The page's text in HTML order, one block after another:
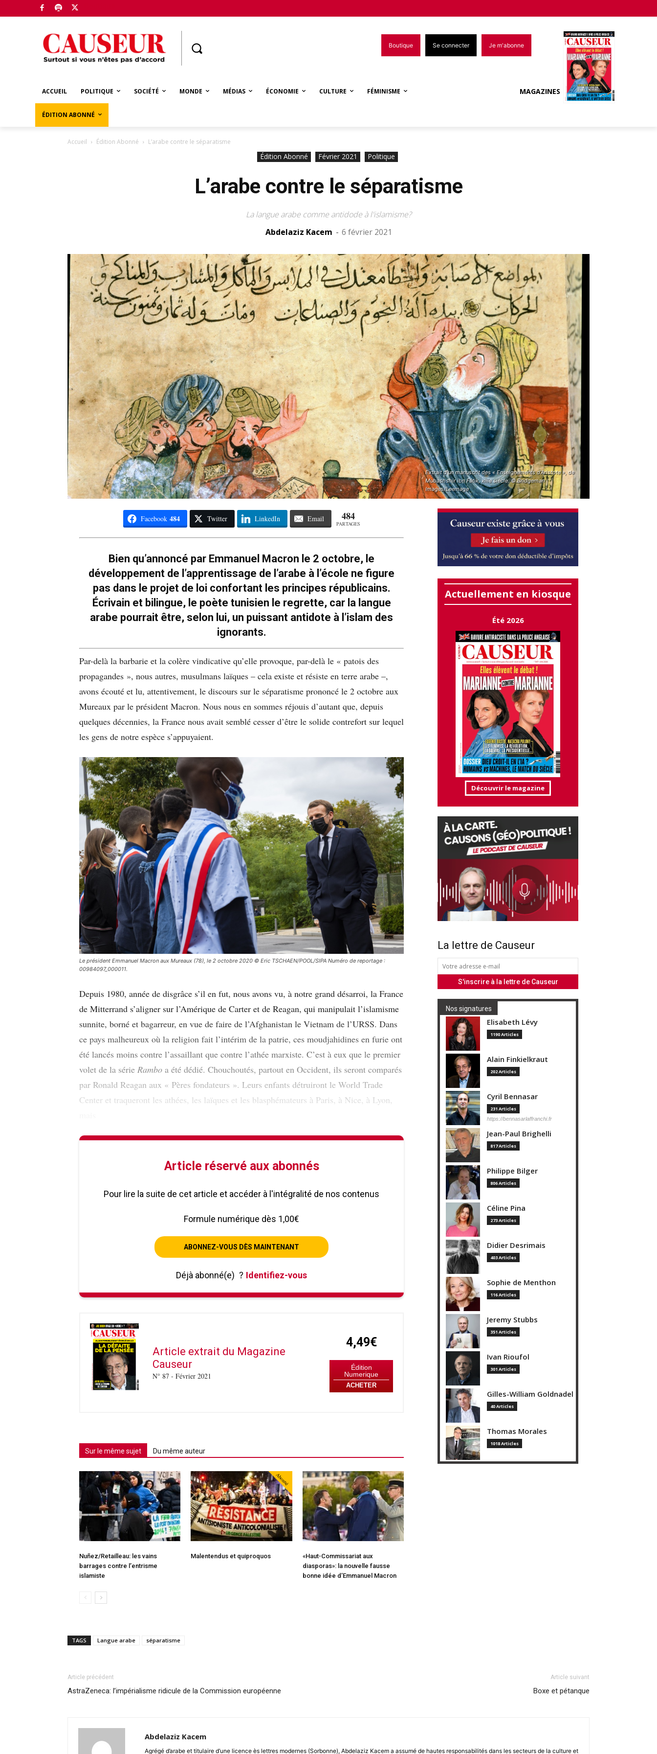
Boutique Se connecter Je m'abonne
ACCUEIL POLITIQUE SOCIÉTÉ MONDE MÉDIAS ÉCONOMIE CULTURE FÉMINISME
ÉDITION ABONNÉ
MAGAZINES
Accueil Édition Abonné L’arabe contre le séparatisme
Édition Abonné Février 2021 Politique
L’arabe contre le séparatisme
La langue arabe comme antidode à l'islamisme?
Abdelaziz Kacem - 6 février 2021
Extrait d’un manuscrit des « Enseignements d’Aristote », de
Mubashshir ibn Fâtik, xiiie siècle. © Bridgeman
Images/Leemage
Facebook 484 Twitter LinkedIn Email 484
PARTAGES
Bien qu’annoncé par Emmanuel Macron le 2 octobre, le
développement de l’apprentissage de l’arabe à l’école ne figure
pas dans le projet de loi confortant les principes républicains.
Écrivain et bilingue, le poète tunisien le regrette, car la langue
arabe pourrait être, selon lui, un puissant antidote à l’islam des
ignorants.
Par-delà la barbarie et la colère vindicative qu’elle provoque, par-delà le « patois des
propagandes », nous autres, musulmans laïques – cela existe et résiste en terre arabe –,
avons écouté et lu, attentivement, le discours sur le séparatisme prononcé le 2 octobre aux
Mureaux par le président Macron. Nous nous en sommes réjouis d’autant que, depuis
quelques décennies, la France nous avait semblé cesser d’être le solide contrefort sur lequel
les gens de notre espèce s’appuyaient.
Le président Emmanuel Macron aux Mureaux (78), le 2 octobre 2020 © Eric TSCHAEN/POOL/SIPA Numéro de reportage :
00984097_000011.
Depuis 1980, année de disgrâce s’il en fut, nous avons vu, à notre grand désarroi, la France
de Mitterrand s’aligner sur l’Amérique de Carter et de Reagan, qui manipulait l’islamisme
sunnite, borné et bagarreur, en vue de faire de l’Afghanistan le Vietnam de l’URSS. Dans
ce pays malheureux où la religion fait l’intérim de la patrie, ces moudjahidines en furie ont
été lancés moins contre l’assaillant que contre l’athée marxiste. C’est à eux que le premier
volet de la série Rambo a été dédié. Chouchoutés, partout en Occident, ils seront comparés
par Ronald Reagan aux « Pères fondateurs ». Leurs enfants détruiront le World Trade
Center et traqueront les athées, les laïques et les blasphémateurs à Paris, à Nice, à Lyon,
Article réservé aux abonnés
Pour lire la suite de cet article et accéder à l'intégralité de nos contenus
Formule numérique dès 1,00€
ABONNEZ-VOUS DÈS MAINTENANT
Déjà abonné(e) ? Identifiez-vous
Article extrait du Magazine
Causeur
N° 87 - Février 2021
4,49€
Édition
Numerique
ACHETER
Sur le même sujet Du même auteur
Nuñez/Retailleau: les vains
barrages contre l’entrisme
islamiste
Abonné
Malentendus et quiproquos
«Haut-Commissariat aux
diasporas»: la nouvelle fausse
bonne idée d’Emmanuel Macron
Actuellement en kiosque
Été 2026
Découvrir le magazine
La lettre de Causeur
Nos signatures
Elisabeth Lévy
1190 Articles
Alain Finkielkraut
202 Articles
Cyril Bennasar
231 Articles
https://bennasarlaffranchi.fr
Jean-Paul Brighelli
817 Articles
Philippe Bilger
806 Articles
Céline Pina
273 Articles
Didier Desrimais
403 Articles
Sophie de Menthon
116 Articles
Jeremy Stubbs
351 Articles
Ivan Rioufol
301 Articles
Gilles-William Goldnadel
40 Articles
Thomas Morales
1018 Articles
TAGS Langue arabe séparatisme
Article précédent
AstraZeneca: l’impérialisme ridicule de la Commission européenne
Article suivant
Boxe et pétanque
Abdelaziz Kacem
Agrégé d’arabe et titulaire d’une licence ès lettres modernes (Sorbonne), Abdelaziz Kacem a assumé de hautes responsabilités dans les secteurs de la culture et